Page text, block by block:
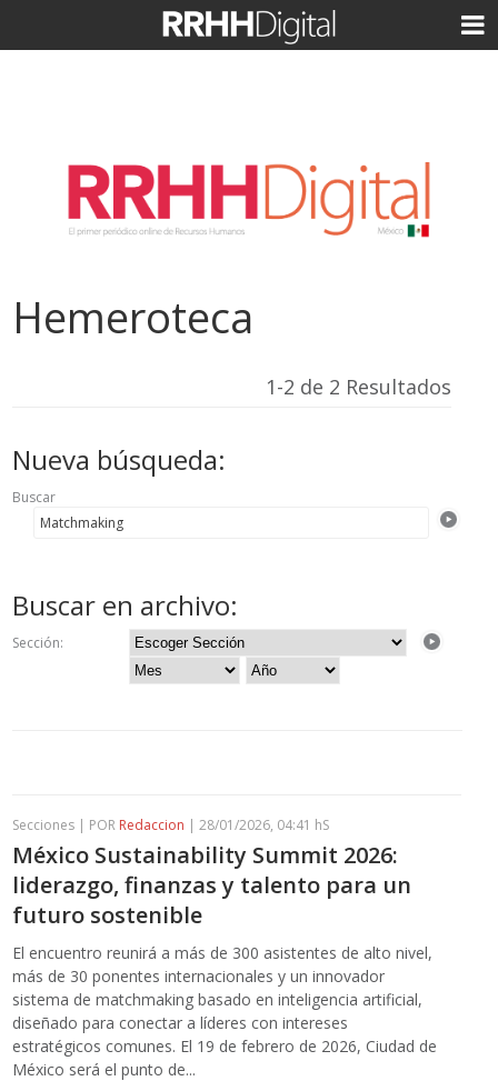
Hemeroteca
1-2 de 2 Resultados
Nueva búsqueda:
Buscar
Buscar en archivo:
Sección:
Secciones | POR Redaccion | 28/01/2026, 04:41 hS
México Sustainability Summit 2026:
liderazgo, finanzas y talento para un
futuro sostenible
El encuentro reunirá a más de 300 asistentes de alto nivel,
más de 30 ponentes internacionales y un innovador
sistema de matchmaking basado en inteligencia artificial,
diseñado para conectar a líderes con intereses
estratégicos comunes. El 19 de febrero de 2026, Ciudad de
México será el punto de...